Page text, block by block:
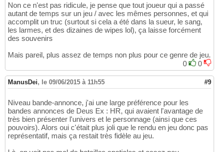
Non ce n'est pas ridicule, je pense que tout joueur qui a passé
autant de temps sur un jeu / avec les mêmes personnes, et qui
accomplit un truc (surtout si cela a été dans la sueur, le sang,
les larmes, et des dizaines de wipes lol), ça laisse forcément
des souvenirs
Mais pareil, plus assez de temps non plus pour ce genre de jeu.
0
0
ManusDei, le 09/06/2015 à 11h55 #9
Niveau bande-annonce, j'ai une large préférence pour les
bandes annonces de Deus Ex : HR, qui avaient l'avantage de
très bien présenter l'univers et le personnage (ainsi que ces
pouvoirs). Alors oui c'était plus joli que le rendu en jeu donc pas
représentatif, mais ça restait très fidèle au jeu.